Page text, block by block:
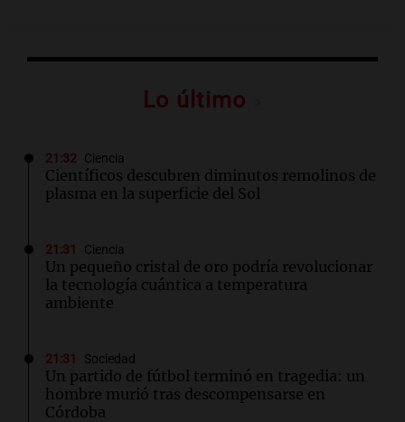
Lo último
21:32 Ciencia
Científicos descubren diminutos remolinos de
plasma en la superficie del Sol
21:31 Ciencia
Un pequeño cristal de oro podría revolucionar
la tecnología cuántica a temperatura
ambiente
21:31 Sociedad
Un partido de fútbol terminó en tragedia: un
hombre murió tras descompensarse en
Córdoba